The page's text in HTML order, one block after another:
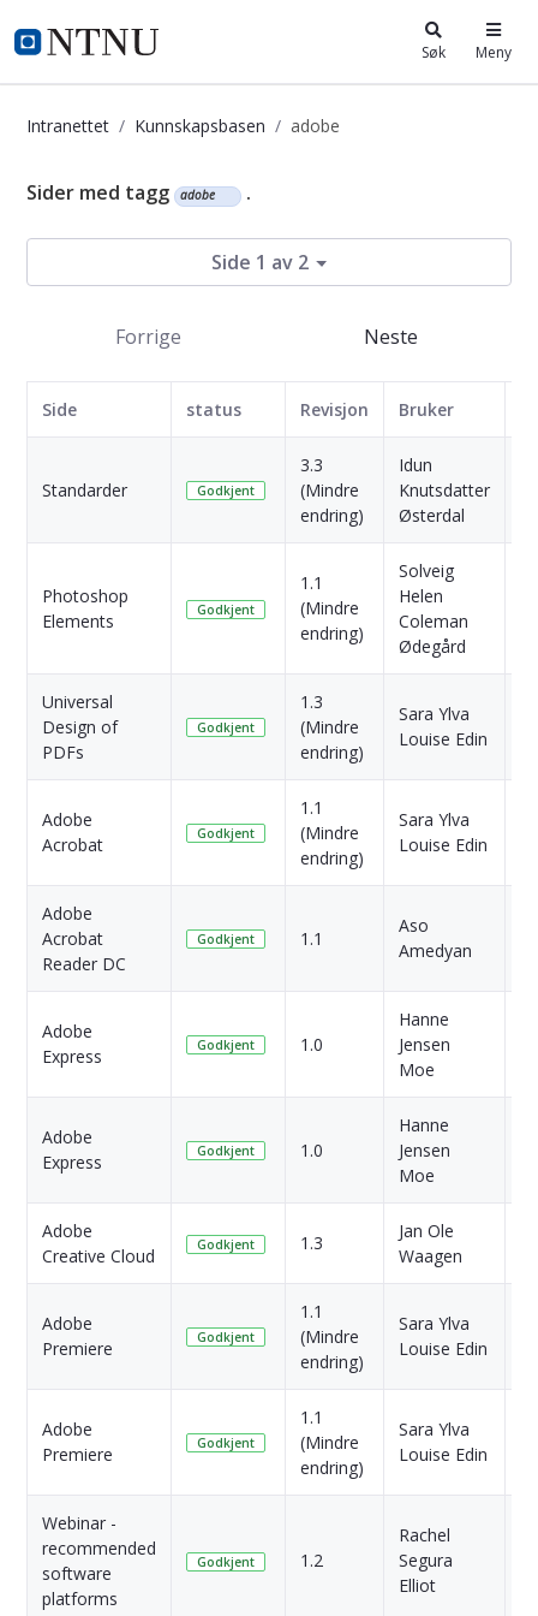
i.ntnu.no Søk Meny
Intranettet Kunnskapsbasen adobe
Kunnskapsbasen
Sider med tagg adobe .
Side 1 av 2
Forrige Neste
Side status Revisjon Bruker
Standarder Godkjent
3.3
(Mindre
endring)
Idun
Knutsdatter
Østerdal
Photoshop
Elements
Godkjent
1.1
(Mindre
endring)
Solveig
Helen
Coleman
Ødegård
Universal
Design of
PDFs
Godkjent
1.3
(Mindre
endring)
Sara Ylva
Louise Edin
Adobe
Acrobat
Godkjent
1.1
(Mindre
endring)
Sara Ylva
Louise Edin
Adobe
Acrobat
Reader DC
Godkjent 1.1
Aso
Amedyan
Adobe
Express
Godkjent 1.0
Hanne
Jensen
Moe
Adobe
Express
Godkjent 1.0
Hanne
Jensen
Moe
Adobe
Creative Cloud
Godkjent 1.3
Jan Ole
Waagen
Adobe
Premiere
Godkjent
1.1
(Mindre
endring)
Sara Ylva
Louise Edin
Adobe
Premiere
Godkjent
1.1
(Mindre
endring)
Sara Ylva
Louise Edin
Webinar -
recommended
software
platforms
Godkjent 1.2
Rachel
Segura
Elliot